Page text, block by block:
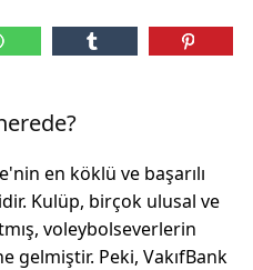
en köklü ve başarılı
Kulüp, birçok ulusal ve
voleybolseverlerin
gelmiştir. Peki, VakıfBank